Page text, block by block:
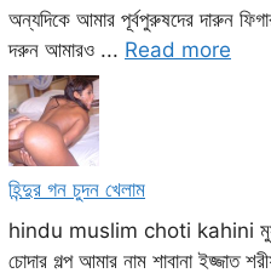
অন্যদিকে আমার পূর্বপুরুষদের দারুন
দরুন আমারও ... Read more
হিন্দুর গন চুদন খেলাম
hindu muslim choti kahini
চোদার গল্প আমার নাম শাবানা ইজ্জাত